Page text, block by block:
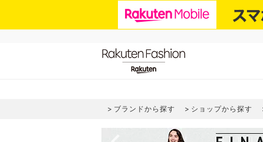
ブランドから探す ショップから探す